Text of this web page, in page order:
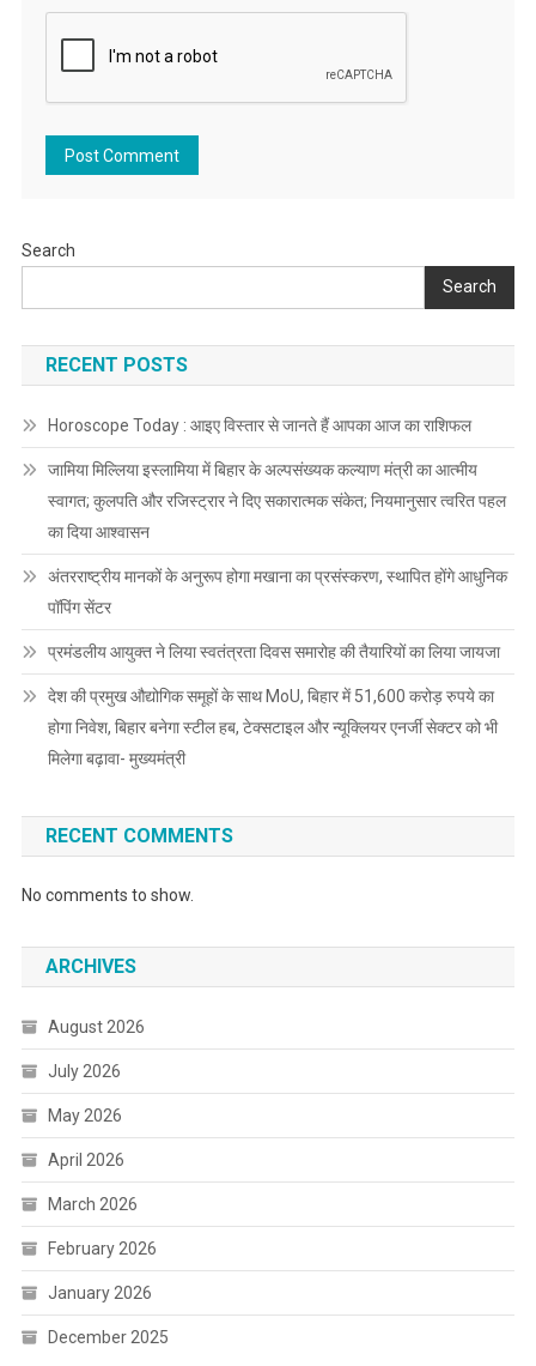
Search
Search
RECENT POSTS
Horoscope Today : आइए विस्तार से जानते हैं आपका आज का राशिफल
जामिया मिल्लिया इस्लामिया में बिहार के अल्पसंख्यक कल्याण मंत्री का आत्मीय
स्वागत; कुलपति और रजिस्ट्रार ने दिए सकारात्मक संकेत; नियमानुसार त्वरित पहल
का दिया आश्वासन
अंतरराष्ट्रीय मानकों के अनुरूप होगा मखाना का प्रसंस्करण, स्थापित होंगे आधुनिक
पॉपिंग सेंटर
प्रमंडलीय आयुक्त ने लिया स्वतंत्रता दिवस समारोह की तैयारियों का लिया जायजा
देश की प्रमुख औद्योगिक समूहों के साथ MoU, बिहार में 51,600 करोड़ रुपये का
होगा निवेश, बिहार बनेगा स्टील हब, टेक्सटाइल और न्यूक्लियर एनर्जी सेक्टर को भी
मिलेगा बढ़ावा- मुख्यमंत्री
RECENT COMMENTS
No comments to show.
ARCHIVES
August 2026
July 2026
May 2026
April 2026
March 2026
February 2026
January 2026
December 2025